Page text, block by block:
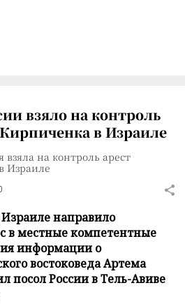
взяло на контроль
в Израиле
взяла на контроль арест
Израиле
Израиле направило
в местные компетентные
информации о
востоковеда Артема
посол России в Тель-Авиве